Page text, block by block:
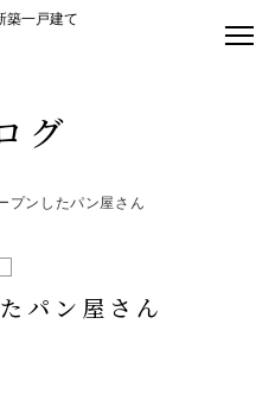
築一戸建て
グ
プンしたパン屋さん
パン屋さん